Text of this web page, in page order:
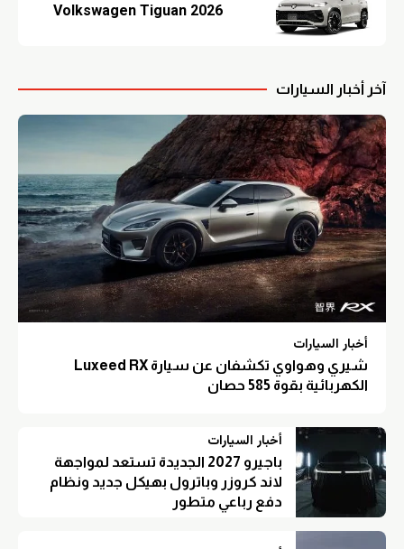
Volkswagen Tiguan 2026
آخر أخبار السيارات
أخبار السيارات
شيري وهواوي تكشفان عن سيارة Luxeed RX
الكهربائية بقوة 585 حصان
أخبار السيارات
باجيرو 2027 الجديدة تستعد لمواجهة
لاند كروزر وباترول بهيكل جديد ونظام
دفع رباعي متطور